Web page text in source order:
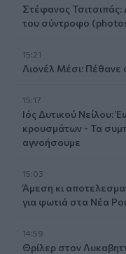
Στέφανος Τσιτσιπάς:
του σύντροφο
15:21
Λιονέλ Μέσι: Πέθανε
15:17
Ιός Δυτικού Νείλου:
κρουσμάτων - Τα
αγνοήσουμε
15:03
Άμεση κι
για φωτιά στα Νέα
14:59
Θρίλερ στον